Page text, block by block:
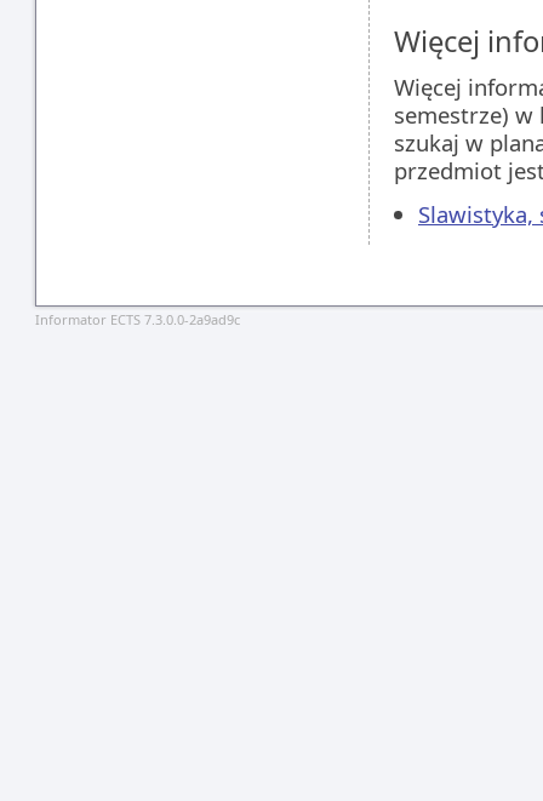
Więcej
Więcej
semestrze)
szukaj w
przedmiot
Informator ECTS 7.3.0.0-2a9ad9c